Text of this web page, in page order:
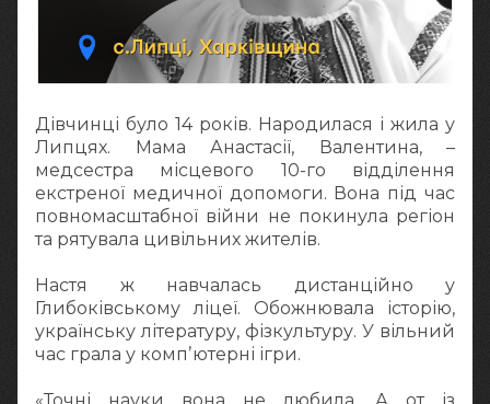
Дівчинці було 14 років. Народилася і жила у
Липцях. Мама Анастасії, Валентина, –
медсестра місцевого 10-го відділення
екстреної медичної допомоги. Вона під час
повномасштабної війни не покинула регіон
та рятувала цивільних жителів.
Настя ж навчалась дистанційно у
Глибоківському ліцеї. Обожнювала історію,
українську літературу, фізкультуру. У вільний
час грала у компʼютерні ігри.